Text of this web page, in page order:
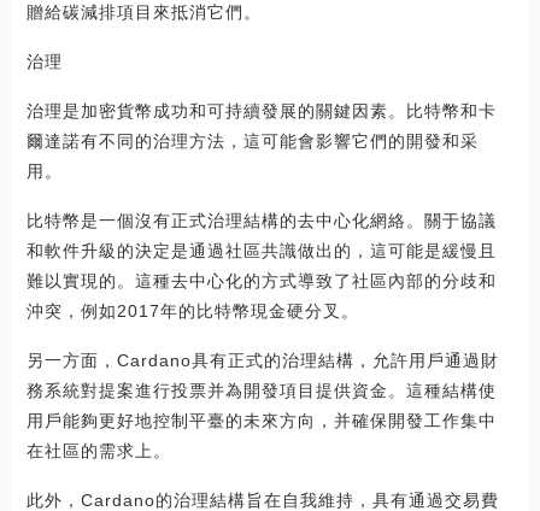
贈給碳減排項目來抵消它們。
治理
治理是加密貨幣成功和可持續發展的關鍵因素。比特幣和卡
爾達諾有不同的治理方法，這可能會影響它們的開發和采
用。
比特幣是一個沒有正式治理結構的去中心化網絡。關于協議
和軟件升級的決定是通過社區共識做出的，這可能是緩慢且
難以實現的。這種去中心化的方式導致了社區內部的分歧和
沖突，例如2017年的比特幣現金硬分叉。
另一方面，Cardano具有正式的治理結構，允許用戶通過財
務系統對提案進行投票并為開發項目提供資金。這種結構使
用戶能夠更好地控制平臺的未來方向，并確保開發工作集中
在社區的需求上。
此外，Cardano的治理結構旨在自我維持，具有通過交易費